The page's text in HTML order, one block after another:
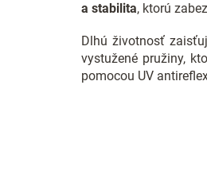
a stabilita, ktorú
Dlhú životnosť
vystužené pružiny,
pomocou UV